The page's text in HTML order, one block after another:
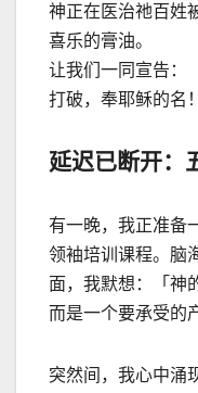
神正在医治祂百姓
喜乐的膏油。
让我们一同宣告：
打破，奉耶稣的名
延迟已断开：
有一晚，我正准备
领袖培训课程。脑
面，我默想：「神
而是一个要承受的
突然间，我心中涌